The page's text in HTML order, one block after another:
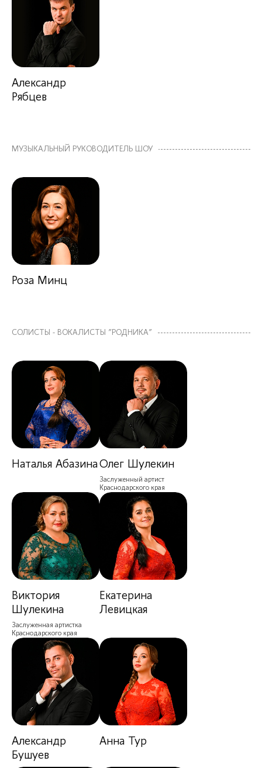
Александр
Рябцев
МУЗЫКАЛЬНЫЙ РУКОВОДИТЕЛЬ ШОУ
Роза Минц
СОЛИСТЫ - ВОКАЛИСТЫ "РОДНИКА"
Наталья АбазинаОлег Шулекин
Заслуженный артист
Краснодарского края
Виктория
Шулекина
Заслуженная артистка
Краснодарского края
Екатерина
Левицкая
Александр
Бушуев
Анна Тур